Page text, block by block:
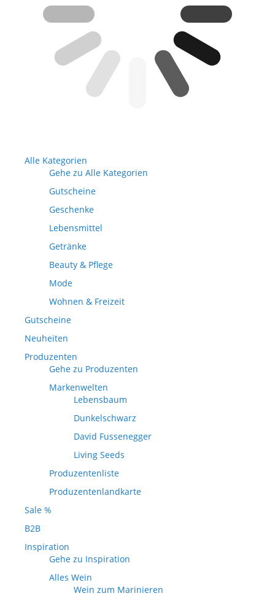
Alle Kategorien
Gehe zu Alle Kategorien
Gutscheine
Geschenke
Lebensmittel
Getränke
Beauty & Pflege
Mode
Wohnen & Freizeit
Gutscheine
Neuheiten
Produzenten
Gehe zu Produzenten
Markenwelten
Lebensbaum
Dunkelschwarz
David Fussenegger
Living Seeds
Produzentenliste
Produzentenlandkarte
Sale %
B2B
Inspiration
Gehe zu Inspiration
Alles Wein
Wein zum Marinieren